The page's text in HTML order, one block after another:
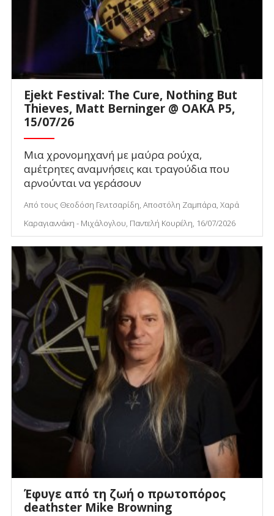
Ejekt Festival: The Cure, Nothing But
Thieves, Matt Berninger @ ΟΑΚΑ P5,
15/07/26
Μια χρονομηχανή με μαύρα ρούχα,
αμέτρητες αναμνήσεις και τραγούδια που
αρνούνται να γεράσουν
Από τους Θεοδόση Γενιτσαρίδη, Αποστόλη Ζαμπάρα, Χαρά
Καραγιαννάκη - Μιχάλογλου, Παντελή Κουρέλη, 16/07/2026
Έφυγε από τη ζωή ο πρωτοπόρος
deathster Mike Browning